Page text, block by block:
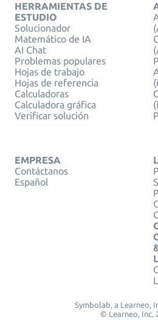
HERRAMIENTAS DE
ESTUDIO
Solucionador
Matemático de IA
AI Chat
Problemas populares
Hojas de trabajo
Hojas de referencia
Calculadoras
Calculadora gráfica
Verificar solución
EMPRESA
Contáctanos
Español
Symbolab, a Learneo,
© Learneo, Inc.